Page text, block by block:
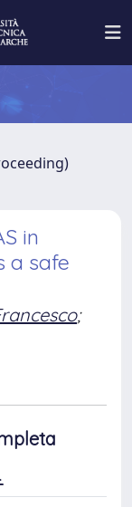
in
a safe
;